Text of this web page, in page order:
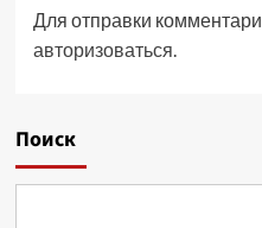
Для отправки
авторизоваться.
Поиск